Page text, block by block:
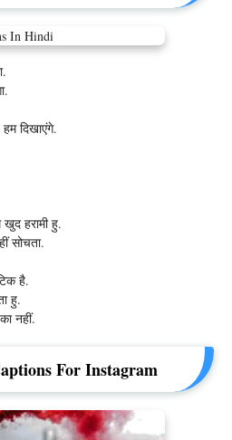
दिखाएंगे.
हरामी हु.
सोचता.
है.
हु.
नहीं.
For Instagram